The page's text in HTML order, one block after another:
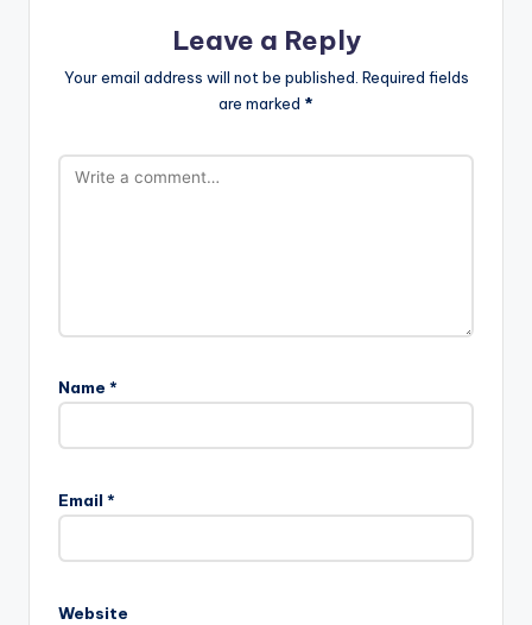
Leave a Reply
Your email address will not be published. Required fields
are marked *
Name *
Email *
Website